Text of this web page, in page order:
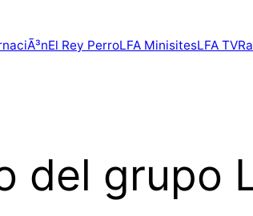
El Rey PerroLFA MinisitesLFA TV
del grupo